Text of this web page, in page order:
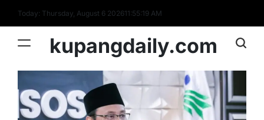
content
Today: Thursday, August 6 202611:55:20 AM
kupangdaily.com